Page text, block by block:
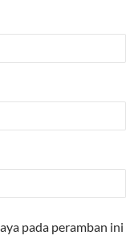
pada peramban ini